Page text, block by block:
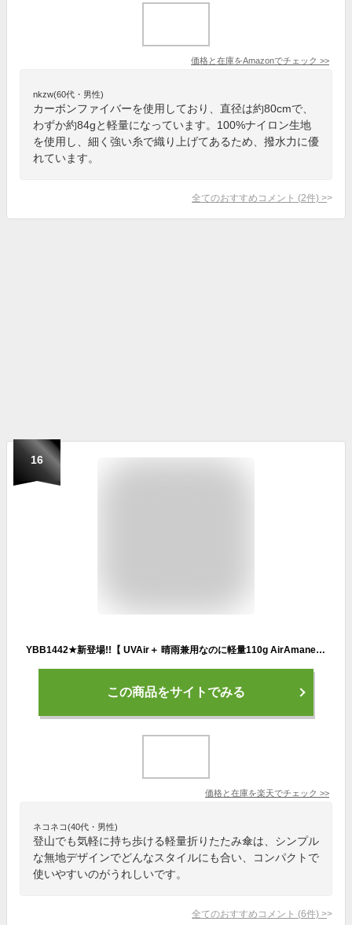
価格と在庫をAmazonでチェック >>
nkzw(60代・男性)
カーボンファイバーを使用しており、直径は約80cmで、
わずか約84gと軽量になっています。100%ナイロン生地
を使用し、細く強い糸で織り上げてあるため、撥水力に優
れています。
全てのおすすめコメント (2件) >
16
YBB1442★新登場!!【 UVAir＋ 晴雨兼用なのに軽量110g AirAmane 折りたたみ傘 】50cm 無地 遮光率 UVカット99.9%以上 UPF+50 軽量 アマネ エアー muji 撥水加工 コンパクト ミニ 折り畳み傘 耐風 携帯 折傘 アウトドア 登山 日傘 めちゃ軽 極軽 スーパー ミニ 大人 子供 傘
この商品をサイトでみる
価格と在庫を楽天でチェック >>
ネコネコ(40代・男性)
登山でも気軽に持ち歩ける軽量折りたたみ傘は、シンプル
な無地デザインでどんなスタイルにも合い、コンパクトで
使いやすいのがうれしいです。
全てのおすすめコメント (6件) >